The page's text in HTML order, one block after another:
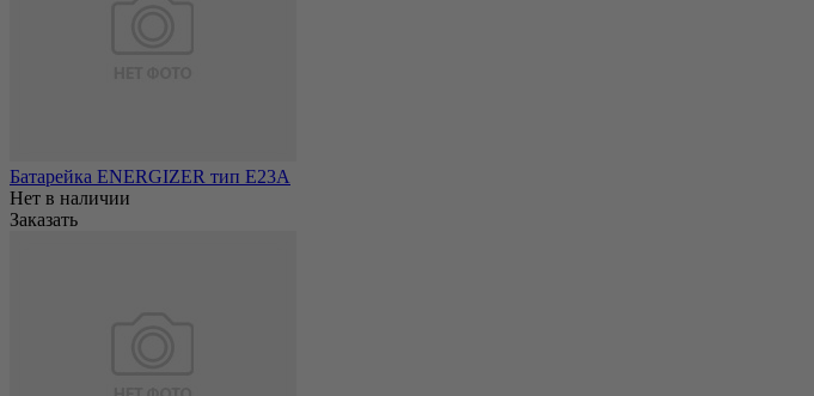
Батарейка ENERGIZER тип Е23А
Нет в наличии
Заказать